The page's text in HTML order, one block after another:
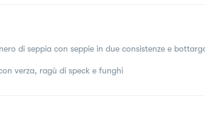
di seppia con seppie in due consistenze e
verza, ragù di speck e funghi